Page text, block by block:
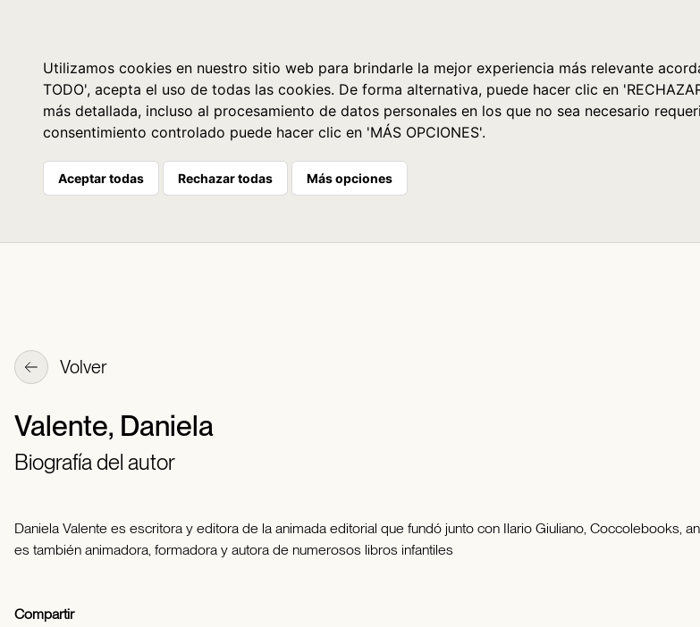
Utilizamos cookies en nuestro sitio web para brindarle la mejor experiencia más relevante
TODO', acepta el uso de todas las cookies. De forma alternativa, puede hacer clic en
más detallada, incluso al procesamiento de datos personales en los que no sea necesario
consentimiento controlado puede hacer clic en 'MÁS OPCIONES'.
Aceptar todas Rechazar todas Más opciones
Volver
Valente, Daniela
Biografía del autor
Daniela Valente es escritora y editora de la animada editorial que fundó junto con Ilario Giuliano, Coccolebooks,
es también animadora, formadora y autora de numerosos libros infantiles
Compartir